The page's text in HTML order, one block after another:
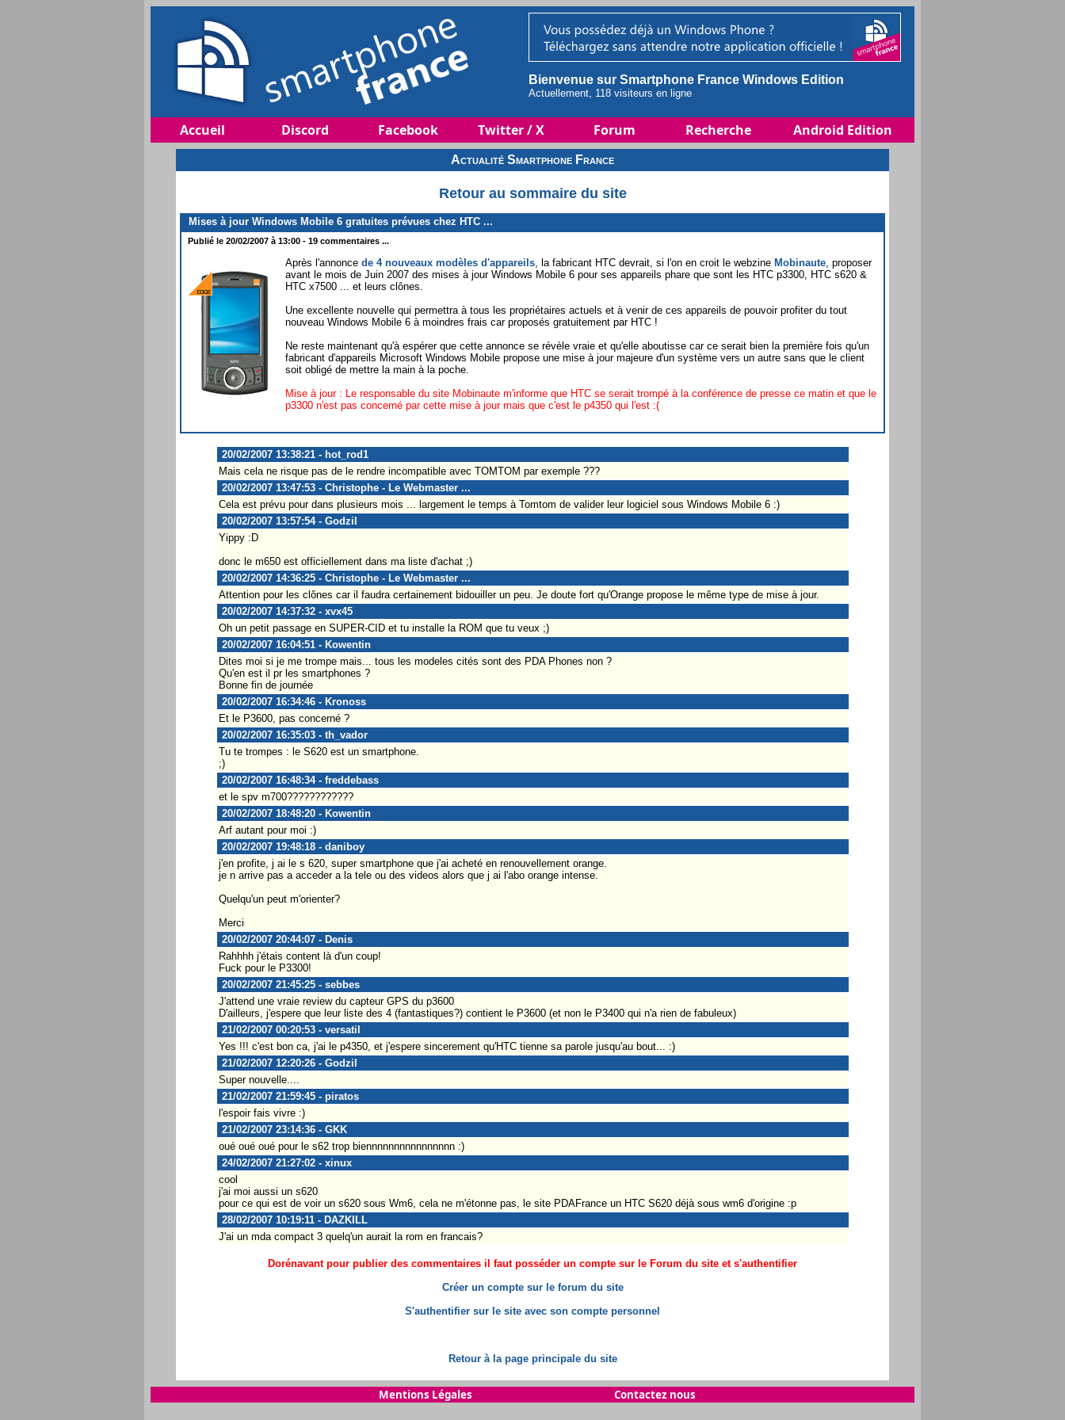
Bienvenue sur Smartphone France Windows Edition
Actuellement, 118 visiteurs en ligne
Accueil Discord Facebook Twitter / X Forum Recherche Android Edition
Actualité Smartphone France
Retour au sommaire du site
Mises à jour Windows Mobile 6 gratuites prévues chez HTC ...
Publié le 20/02/2007 à 13:00 - 19 commentaires ...
Après l'annonce de 4 nouveaux modèles d'appareils , la fabricant HTC devrait, si l'on en croit le webzine Mobinaute , proposer
avant le mois de Juin 2007 des mises à jour Windows Mobile 6 pour ses appareils phare que sont les HTC p3300, HTC s620 &
HTC x7500 ... et leurs clônes.
Une excellente nouvelle qui permettra à tous les propriétaires actuels et à venir de ces appareils de pouvoir profiter du tout
nouveau Windows Mobile 6 à moindres frais car proposés gratuitement par HTC !
Ne reste maintenant qu'à espérer que cette annonce se révèle vraie et qu'elle aboutisse car ce serait bien la première fois qu'un
fabricant d'appareils Microsoft Windows Mobile propose une mise à jour majeure d'un système vers un autre sans que le client
soit obligé de mettre la main à la poche.
Mise à jour : Le responsable du site Mobinaute m'informe que HTC se serait trompé à la conférence de presse ce matin et que le
p3300 n'est pas concerné par cette mise à jour mais que c'est le p4350 qui l'est :(
20/02/2007 13:38:21 - hot_rod1
Mais cela ne risque pas de le rendre incompatible avec TOMTOM par exemple ???
20/02/2007 13:47:53 - Christophe - Le Webmaster ...
Cela est prévu pour dans plusieurs mois ... largement le temps à Tomtom de valider leur logiciel sous Windows Mobile 6 :)
20/02/2007 13:57:54 - Godzil
Yippy :D
donc le m650 est officiellement dans ma liste d'achat ;)
20/02/2007 14:36:25 - Christophe - Le Webmaster ...
Attention pour les clônes car il faudra certainement bidouiller un peu. Je doute fort qu'Orange propose le même type de mise à jour.
20/02/2007 14:37:32 - xvx45
Oh un petit passage en SUPER-CID et tu installe la ROM que tu veux ;)
20/02/2007 16:04:51 - Kowentin
Dites moi si je me trompe mais... tous les modeles cités sont des PDA Phones non ?
Qu'en est il pr les smartphones ?
Bonne fin de journée
20/02/2007 16:34:46 - Kronoss
Et le P3600, pas concerné ?
20/02/2007 16:35:03 - th_vador
Tu te trompes : le S620 est un smartphone.
;)
20/02/2007 16:48:34 - freddebass
et le spv m700????????????
20/02/2007 18:48:20 - Kowentin
Arf autant pour moi :)
20/02/2007 19:48:18 - daniboy
j'en profite, j ai le s 620, super smartphone que j'ai acheté en renouvellement orange.
je n arrive pas a acceder a la tele ou des videos alors que j ai l'abo orange intense.
Quelqu'un peut m'orienter?
Merci
20/02/2007 20:44:07 - Denis
Rahhhh j'étais content là d'un coup!
Fuck pour le P3300!
20/02/2007 21:45:25 - sebbes
J'attend une vraie review du capteur GPS du p3600
D'ailleurs, j'espere que leur liste des 4 (fantastiques?) contient le P3600 (et non le P3400 qui n'a rien de fabuleux)
21/02/2007 00:20:53 - versatil
Yes !!! c'est bon ca, j'ai le p4350, et j'espere sincerement qu'HTC tienne sa parole jusqu'au bout... :)
21/02/2007 12:20:26 - Godzil
Super nouvelle....
21/02/2007 21:59:45 - piratos
l'espoir fais vivre :)
21/02/2007 23:14:36 - GKK
oué oué oué pour le s62 trop biennnnnnnnnnnnnnnn :)
24/02/2007 21:27:02 - xinux
cool
j'ai moi aussi un s620
pour ce qui est de voir un s620 sous Wm6, cela ne m'étonne pas, le site PDAFrance un HTC S620 déjà sous wm6 d'origine :p
28/02/2007 10:19:11 - DAZKILL
J'ai un mda compact 3 quelq'un aurait la rom en francais?
Dorénavant pour publier des commentaires il faut posséder un compte sur le Forum du site et s'authentifier
Créer un compte sur le forum du site
S'authentifier sur le site avec son compte personnel
Retour à la page principale du site
Mentions Légales Contactez nous